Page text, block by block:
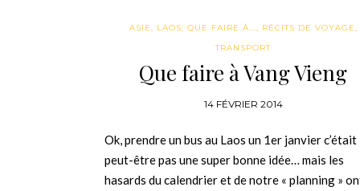
ASIE, LAOS, QUE FAIRE À..., RÉCITS DE VOYAGE,
TRANSPORT
Que faire à Vang Vieng
14 FÉVRIER 2014
Ok, prendre un bus au Laos un 1er janvier c’était
peut-être pas une super bonne idée… mais les
hasards du calendrier et de notre « planning »